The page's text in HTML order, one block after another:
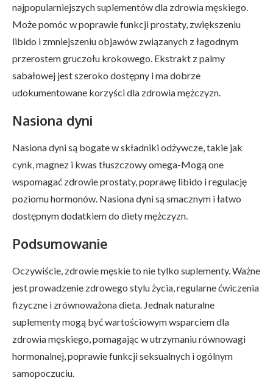
najpopularniejszych suplementów dla zdrowia męskiego.
Może pomóc w poprawie funkcji prostaty, zwiększeniu
libido i zmniejszeniu objawów związanych z łagodnym
przerostem gruczołu krokowego. Ekstrakt z palmy
sabałowej jest szeroko dostępny i ma dobrze
udokumentowane korzyści dla zdrowia mężczyzn.
Nasiona dyni
Nasiona dyni są bogate w składniki odżywcze, takie jak
cynk, magnez i kwas tłuszczowy omega-Mogą one
wspomagać zdrowie prostaty, poprawę libido i regulację
poziomu hormonów. Nasiona dyni są smacznym i łatwo
dostępnym dodatkiem do diety mężczyzn.
Podsumowanie
Oczywiście, zdrowie męskie to nie tylko suplementy. Ważne
jest prowadzenie zdrowego stylu życia, regularne ćwiczenia
fizyczne i zrównoważona dieta. Jednak naturalne
suplementy mogą być wartościowym wsparciem dla
zdrowia męskiego, pomagając w utrzymaniu równowagi
hormonalnej, poprawie funkcji seksualnych i ogólnym
samopoczuciu.